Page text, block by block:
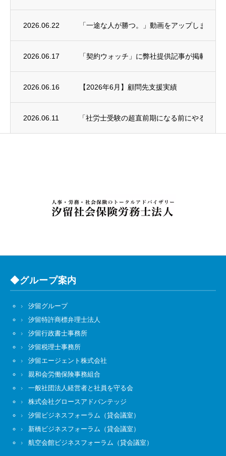
2026.06.22 「一途な人が勝つ。」動画をアップしました
2026.06.17 「契約ウォッチ」に弊社提供記事が掲載され
2026.06.16 【2026年6月】顧問先支援実績
2026.06.11 「社労士受験の超直前期になる前にやること
◆グループ案内
汐留グループ
汐留特許商標弁理士法人
汐留行政書士事務所
汐留税理士事務所
汐留エージェント株式会社
親和会労働保険事務組合
一般社団法人経営者と社員を守る会
株式会社グロースアドバンテッジ
汐留ビジネスフォーラム（貸会議室）
新橋ビジネスフォーラム（貸会議室）
航空会館ビジネスフォーラム（貸会議室）